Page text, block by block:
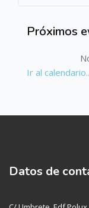
Salta
Próximos
Ir al
Datos de